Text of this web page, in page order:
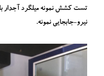
تست کشش نمونه میلگرد آجدار
نیرو-جابجایی نمونه.